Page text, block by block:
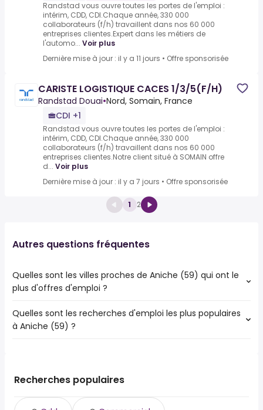
Randstad vous ouvre toutes les portes de l'emploi :
intérim, CDD, CDI.Chaque année, 330 000
collaborateurs (f/h) travaillent dans nos 60 000
entreprises clientes.Expert dans les métiers de
l'automo... Voir plus
Dernière mise à jour : il y a 11 jours • Offre sponsorisée
CARISTE LOGISTIQUE CACES 1/3/5(F/H)
Randstad Douai•Nord, Somain, France
CDI +1
Randstad vous ouvre toutes les portes de l'emploi :
intérim, CDD, CDI.Chaque année, 330 000
collaborateurs (f/h) travaillent dans nos 60 000
entreprises clientes.Notre client situé à SOMAIN offre
d... Voir plus
Dernière mise à jour : il y a 7 jours • Offre sponsorisée
1 2
Autres questions fréquentes
Quelles sont les villes proches de Aniche (59) qui ont le
plus d'offres d'emploi ?
Les 10 villes proches de Aniche (59) qui ont le plus d'offres
d'emploi sont :
Denain
Sin-le-Noble
Quelles sont les recherches d'emploi les plus populaires
à Aniche (59) ?
cdd
contrôleur de gestion
Recherches populaires